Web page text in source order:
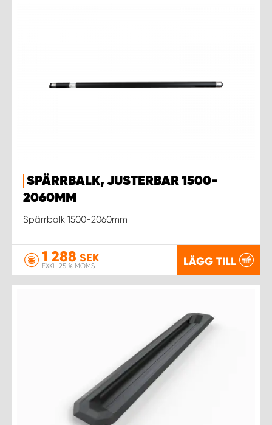
SPÄRRBALK, JUSTERBAR 1500-
2060MM
Spärrbalk 1500-2060mm
1 288 SEK
EXKL. 25 % MOMS LÄGG TILL